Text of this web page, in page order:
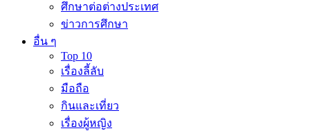
ศึกษาต่อต่างประเทศ
ข่าวการศึกษา
อื่น ๆ
Top 10
เรื่องลี้ลับ
มือถือ
กินและเที่ยว
เรื่องผู้หญิง